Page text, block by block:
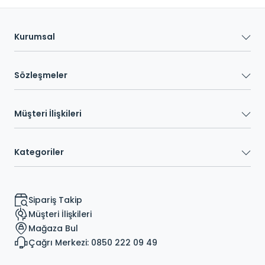
Kurumsal
Sözleşmeler
Müşteri İlişkileri
Kategoriler
Sipariş Takip
Müşteri İlişkileri
Mağaza Bul
Çağrı Merkezi: 0850 222 09 49